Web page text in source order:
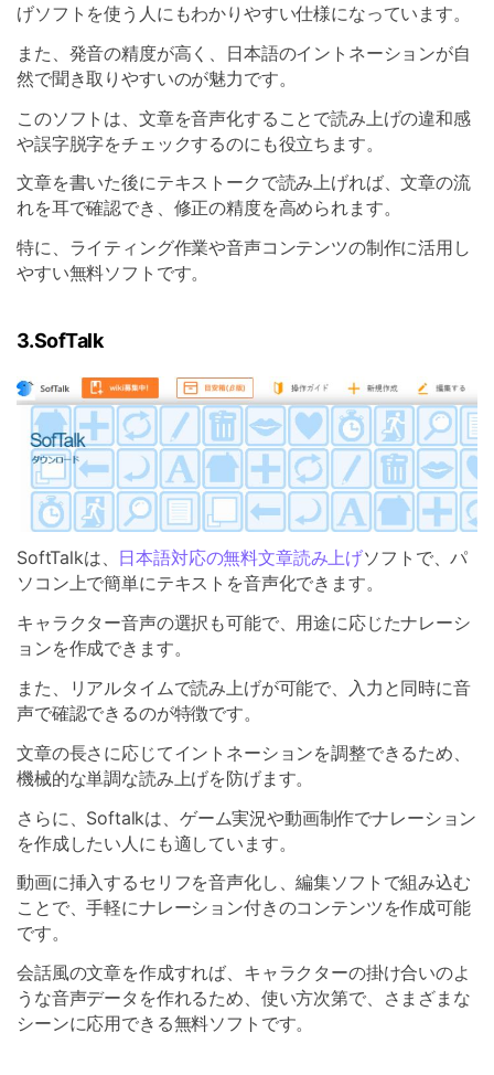
げソフトを使う人にもわかりやすい仕様になっています。
また、発音の精度が高く、日本語のイントネーションが自
然で聞き取りやすいのが魅力です。
このソフトは、文章を音声化することで読み上げの違和感
や誤字脱字をチェックするのにも役立ちます。
文章を書いた後にテキストークで読み上げれば、文章の流
れを耳で確認でき、修正の精度を高められます。
特に、ライティング作業や音声コンテンツの制作に活用し
やすい無料ソフトです。
3.SofTalk
SoftTalkは、 日本語対応の無料文章読み上げソフトで、パ
ソコン上で簡単にテキストを音声化できます。
キャラクター音声の選択も可能で、用途に応じたナレーシ
ョンを作成できます。
また、リアルタイムで読み上げが可能で、入力と同時に音
声で確認できるのが特徴です。
文章の長さに応じてイントネーションを調整できるため、
機械的な単調な読み上げを防げます。
さらに、Softalkは、ゲーム実況や動画制作でナレーション
を作成したい人にも適しています。
動画に挿入するセリフを音声化し、編集ソフトで組み込む
ことで、手軽にナレーション付きのコンテンツを作成可能
です。
会話風の文章を作成すれば、キャラクターの掛け合いのよ
うな音声データを作れるため、使い方次第で、さまざまな
シーンに応用できる無料ソフトです。